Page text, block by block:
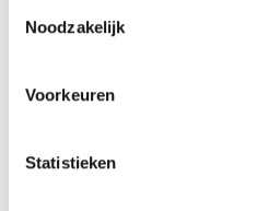
Noodzakelijk
Voorkeuren
Statistieken
Um den Strand für alle
angezeigt, sodass du
- Orangene Strandpfähle